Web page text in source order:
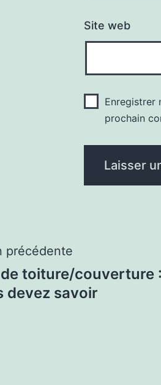
Site web
Enregistrer
prochain
précédente
toiture/couverture
devez savoir